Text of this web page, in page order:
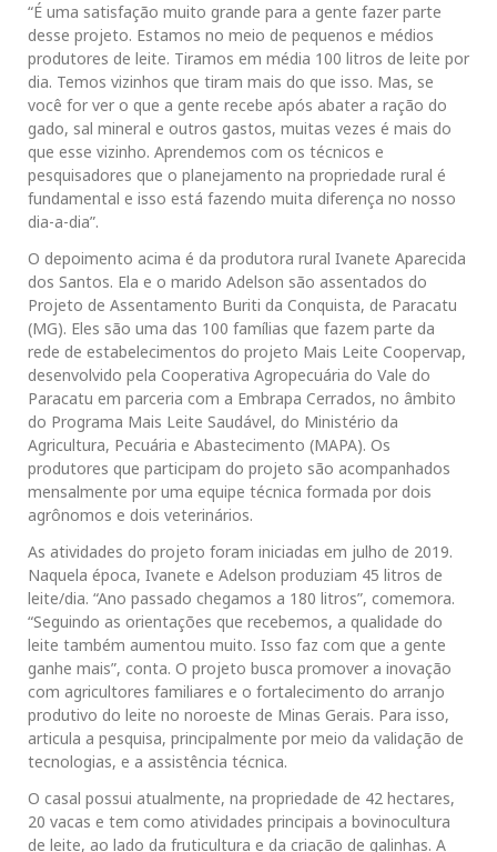
“É uma satisfação muito grande para a gente fazer parte
desse projeto. Estamos no meio de pequenos e médios
produtores de leite. Tiramos em média 100 litros de leite por
dia. Temos vizinhos que tiram mais do que isso. Mas, se
você for ver o que a gente recebe após abater a ração do
gado, sal mineral e outros gastos, muitas vezes é mais do
que esse vizinho. Aprendemos com os técnicos e
pesquisadores que o planejamento na propriedade rural é
fundamental e isso está fazendo muita diferença no nosso
dia-a-dia”.
O depoimento acima é da produtora rural Ivanete Aparecida
dos Santos. Ela e o marido Adelson são assentados do
Projeto de Assentamento Buriti da Conquista, de Paracatu
(MG). Eles são uma das 100 famílias que fazem parte da
rede de estabelecimentos do projeto Mais Leite Coopervap,
desenvolvido pela Cooperativa Agropecuária do Vale do
Paracatu em parceria com a Embrapa Cerrados, no âmbito
do Programa Mais Leite Saudável, do Ministério da
Agricultura, Pecuária e Abastecimento (MAPA). Os
produtores que participam do projeto são acompanhados
mensalmente por uma equipe técnica formada por dois
agrônomos e dois veterinários.
As atividades do projeto foram iniciadas em julho de 2019.
Naquela época, Ivanete e Adelson produziam 45 litros de
leite/dia. “Ano passado chegamos a 180 litros”, comemora.
“Seguindo as orientações que recebemos, a qualidade do
leite também aumentou muito. Isso faz com que a gente
ganhe mais”, conta. O projeto busca promover a inovação
com agricultores familiares e o fortalecimento do arranjo
produtivo do leite no noroeste de Minas Gerais. Para isso,
articula a pesquisa, principalmente por meio da validação de
tecnologias, e a assistência técnica.
O casal possui atualmente, na propriedade de 42 hectares,
20 vacas e tem como atividades principais a bovinocultura
de leite, ao lado da fruticultura e da criação de galinhas. A